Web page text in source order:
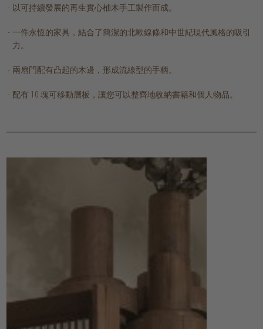
以可持續發展的再生實心柚木手工製作而成。
一件永恆的家具，結合了簡潔的北歐線條和中世紀現代風格的吸引
力。
兩扇門配有凸起的木邊，形成流線型的手柄。
配有 10 塊可移動層板，讓您可以整齊地收納書籍和個人物品。